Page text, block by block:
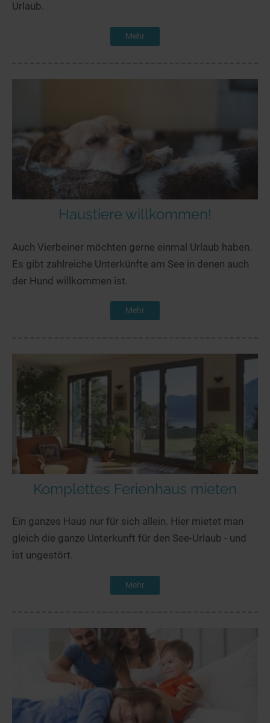
Urlaub.
Mehr
Haustiere willkommen!
Auch Vierbeiner möchten gerne einmal Urlaub haben.
Es gibt zahlreiche Unterkünfte am See in denen auch
der Hund willkommen ist.
Mehr
Komplettes Ferienhaus mieten
Ein ganzes Haus nur für sich allein. Hier mietet man
gleich die ganze Unterkunft für den See-Urlaub - und
ist ungestört.
Mehr